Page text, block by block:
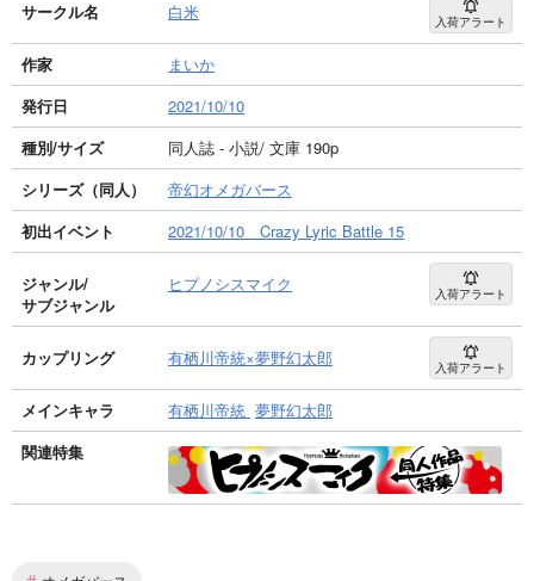
サークル名 白米 入荷アラート
作家
まいか
発行日
2021/10/10
種別/サイズ
同人誌 - 小説/ 文庫 190p
シリーズ（同人）
帝幻オメガバース
初出イベント
2021/10/10 Crazy Lyric Battle 15
ジャンル/
サブジャンル
ヒプノシスマイク 入荷アラート
カップリング 有栖川帝統×夢野幻太郎 入荷アラート
メインキャラ 有栖川帝統 夢野幻太郎
関連特集